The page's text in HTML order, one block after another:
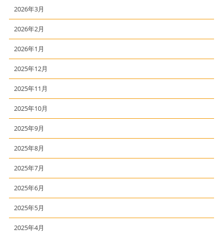
2026年3月
2026年2月
2026年1月
2025年12月
2025年11月
2025年10月
2025年9月
2025年8月
2025年7月
2025年6月
2025年5月
2025年4月